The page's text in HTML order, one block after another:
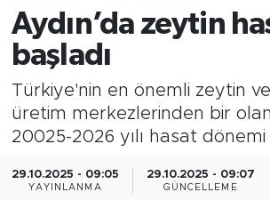
Aydın’da zeytin
başladı
Türkiye'nin en önemli zeytin
üretim merkezlerinden bir olan
20025-2026 yılı hasat dönemi
29.10.2025 - 09:05
YAYINLANMA
29.10.2025 - 09:07
GÜNCELLEME